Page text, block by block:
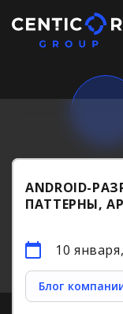
ANDROID-
ПАТТЕРНЫ,
10
Блог